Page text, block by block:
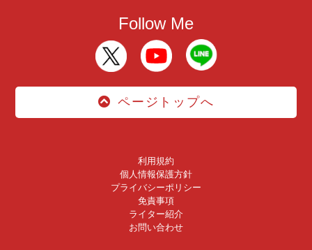
Follow Me
ページトップへ
利用規約
個人情報保護方針
プライバシーポリシー
免責事項
ライター紹介
お問い合わせ